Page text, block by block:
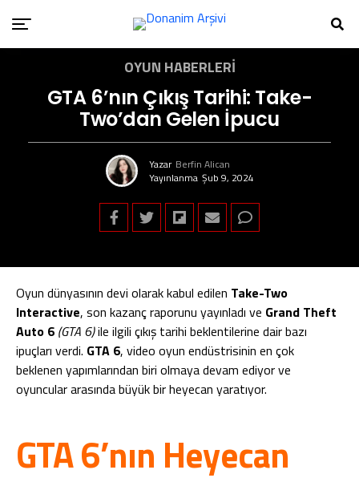
OYUN HABERLERI
GTA 6’nın Çıkış Tarihi: Take-
Two’dan Gelen İpucu
Yazar Berfin Alican
Yayınlanma Şub 9, 2024
Oyun dünyasının devi olarak kabul edilen Take-Two
Interactive, son kazanç raporunu yayınladı ve Grand Theft
Auto 6 (GTA 6)ile ilgili çıkış tarihi beklentilerine dair bazı
ipuçları verdi. GTA 6, video oyun endüstrisinin en çok
beklenen yapımlarından biri olmaya devam ediyor ve
oyuncular arasında büyük bir heyecan yaratıyor.
GTA 6’nın Heyecan